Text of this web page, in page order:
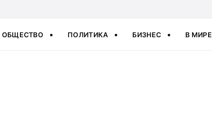
ОБЩЕСТВО ПОЛИТИКА БИЗНЕС В МИРЕ